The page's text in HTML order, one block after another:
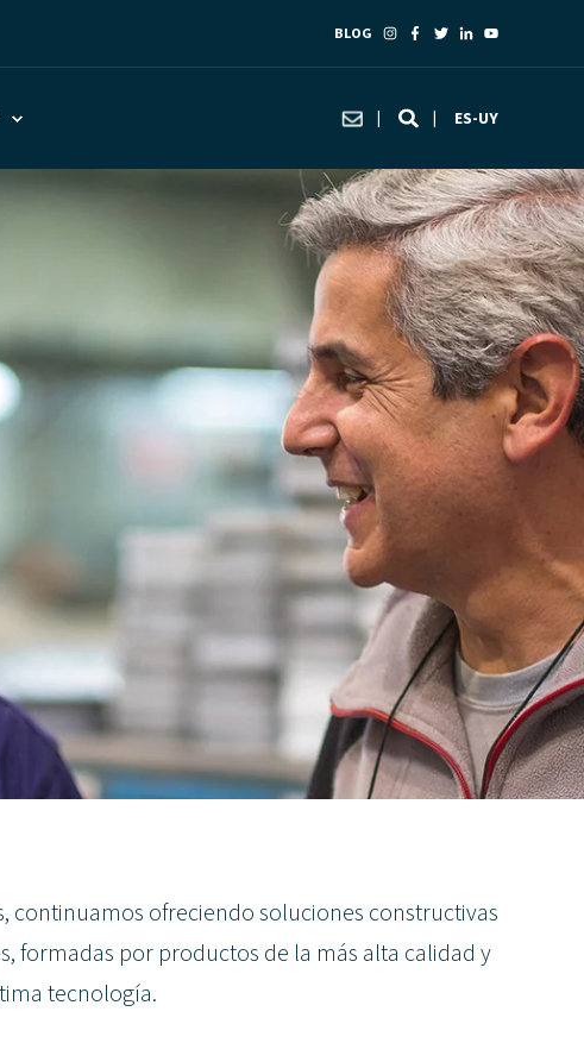
BLOG
ES-UY
continuamos ofreciendo soluciones constructivas
formadas por productos de la más alta calidad y
tecnología.